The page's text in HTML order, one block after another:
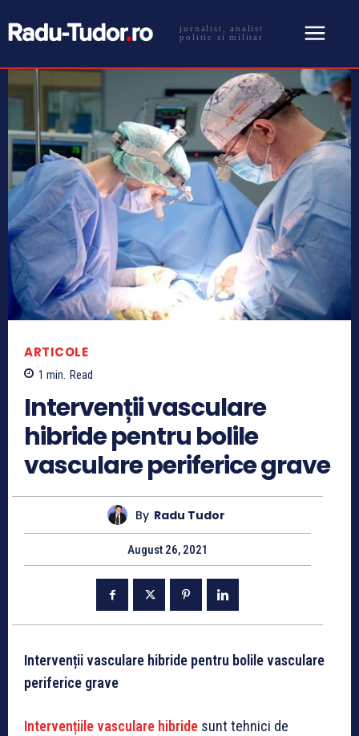
jurnalist, analist
politic si militar
ARTICOLE
1 min. Read
Intervenții vasculare
hibride pentru bolile
vasculare periferice grave
By Radu Tudor
August 26, 2021
Intervenții vasculare hibride pentru bolile vasculare
periferice grave
Intervențiile vasculare hibride sunt tehnici de